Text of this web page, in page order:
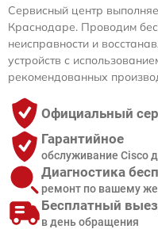
Сервисный центр
Краснодаре. Проводим
неисправности и
устройств с
рекомендованных
Официальный
Гарантийное
обслуживание Cisco
Диагностика
ремонт по вашему
Бесплатный
в день обращения